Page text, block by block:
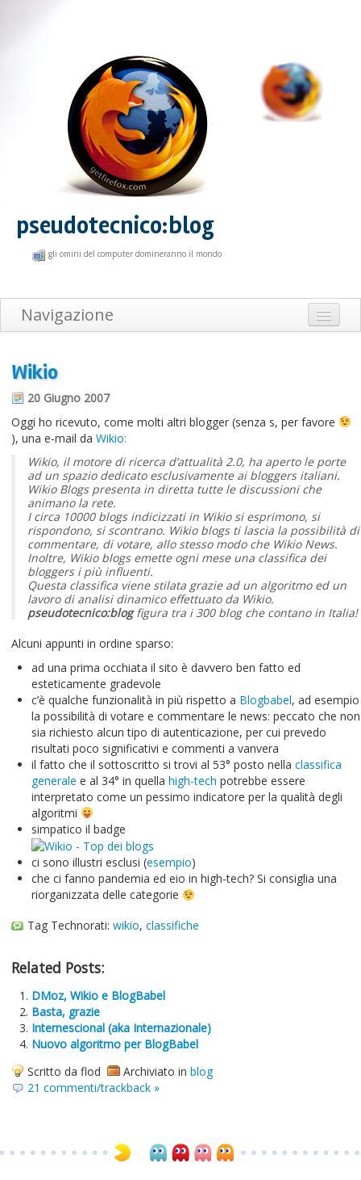
pseudotecnico:blog
gli omini del computer domineranno il mondo
Navigazione
Informazioni sul blog
Contatti
Varie
Cookie
Wikio
20 Giugno 2007
Oggi ho ricevuto, come molti altri blogger (senza s, per favore
), una e-mail da Wikio:
Wikio, il motore di ricerca d’attualità 2.0, ha aperto le porte
ad un spazio dedicato esclusivamente ai bloggers italiani.
Wikio Blogs presenta in diretta tutte le discussioni che
animano la rete.
I circa 10000 blogs indicizzati in Wikio si esprimono, si
rispondono, si scontrano. Wikio blogs ti lascia la possibilità di
commentare, di votare, allo stesso modo che Wikio News.
Inoltre, Wikio blogs emette ogni mese una classifica dei
bloggers i più influenti.
Questa classifica viene stilata grazie ad un algoritmo ed un
lavoro di analisi dinamico effettuato da Wikio.
pseudotecnico:blogfigura tra i 300 blog che contano in Italia!
Alcuni appunti in ordine sparso:
ad una prima occhiata il sito è davvero ben fatto ed
esteticamente gradevole
c’è qualche funzionalità in più rispetto a Blogbabel, ad esempio
la possibilità di votare e commentare le news: peccato che non
sia richiesto alcun tipo di autenticazione, per cui prevedo
risultati poco significativi e commenti a vanvera
il fatto che il sottoscritto si trovi al 53° posto nella classifica
generale e al 34° in quella high-tech potrebbe essere
interpretato come un pessimo indicatore per la qualità degli
algoritmi
simpatico il badge
ci sono illustri esclusi (esempio)
che ci fanno pandemia ed eio in high-tech? Si consiglia una
riorganizzata delle categorie
Tag Technorati: wikio, classifiche
Related Posts:
DMoz, Wikio e BlogBabel
Basta, grazie
Internescional (aka Internazionale)
Nuovo algoritmo per BlogBabel
Scritto da flod
Archiviato in blog
21 commenti/trackback »